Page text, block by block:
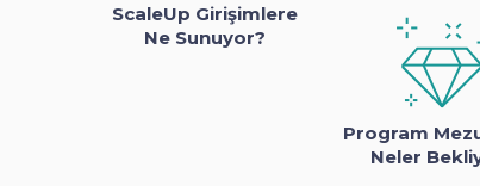
ScaleUp Girişimlere
Ne Sunuyor?
Program
Neler